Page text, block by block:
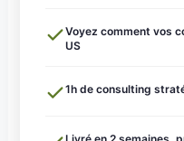
Voyez comment vos
US
1h de consulting